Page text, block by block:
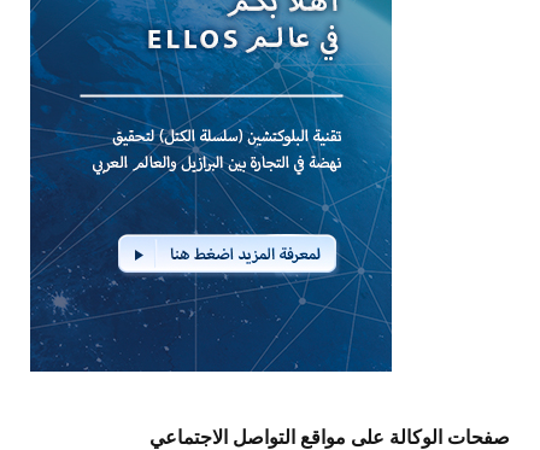
صفحات الوكالة على مواقع التواصل الاجتماعي